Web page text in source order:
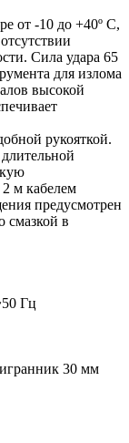
от -10 до +40º C,
Сила удара 65
для излома
высокой
рукояткой.
2 м кабелем
предусмотрен
смазкой в
Гц
30 мм